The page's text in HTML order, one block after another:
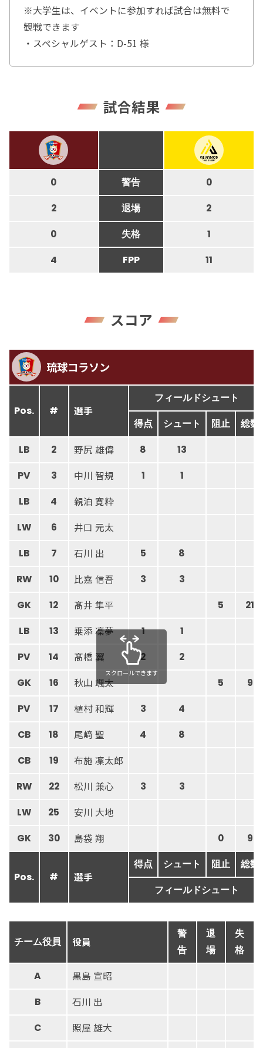
※大学生は、イベントに参加すれば試合は無料で
観戦できます
・スペシャルゲスト：D-51 様
試合結果
0 警告 0
2 退場 2
0 失格 1
4 FPP 11
スコア
琉球コラソン
Pos. # 選手
フィールドシュート
得点 シュート 阻止 総数
LB 2 野尻 雄偉 8 13
PV 3 中川 智規 1 1
LB 4 親泊 寛粋
LW 6 井口 元太
LB 7 石川 出 5 8
RW 10 比嘉 信吾 3 3
GK 12 髙井 隼平 5 21
LB 13 乗添 凜夢 1 1
PV 14 髙橋 翼 2 2
GK 16 秋山 颯太 5 9
PV 17 植村 和輝 3 4
CB 18 尾﨑 聖 4 8
CB 19 布施 凜太郎
RW 22 松川 兼心 3 3
LW 25 安川 大地
GK 30 島袋 翔 0 9
Pos. # 選手
得点 シュート 阻止 総数
フィールドシュート
スクロールできます
チーム役員 役員
警
告
退
場
失
格
A 黒島 宣昭
B 石川 出
C 照屋 雄大